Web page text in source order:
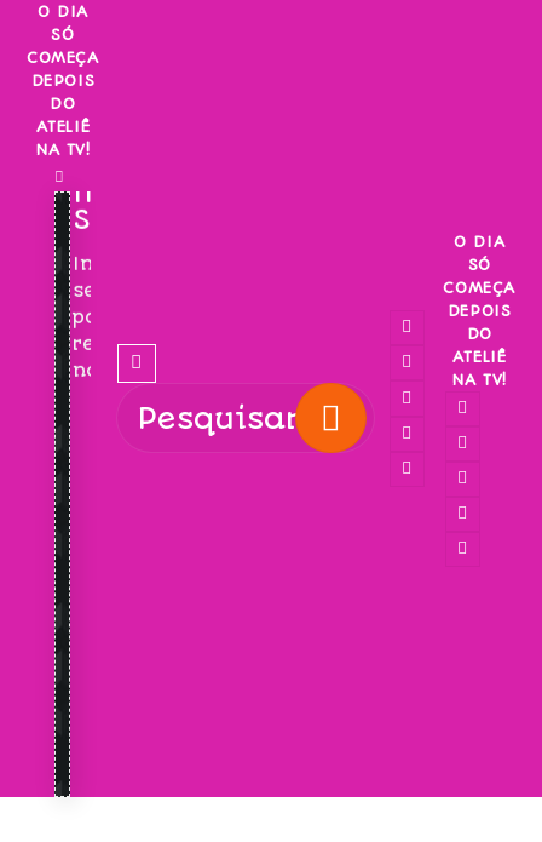
Skip
content
O DIA
SÓ
COMEÇA
DEPOIS
DO
ATELIÊ
NA TV!
INSCREVA-
SE!
Inscreva-
se
para
receber
novidades!
O DIA
SÓ
COMEÇA
DEPOIS
DO
ATELIÊ
NA TV!